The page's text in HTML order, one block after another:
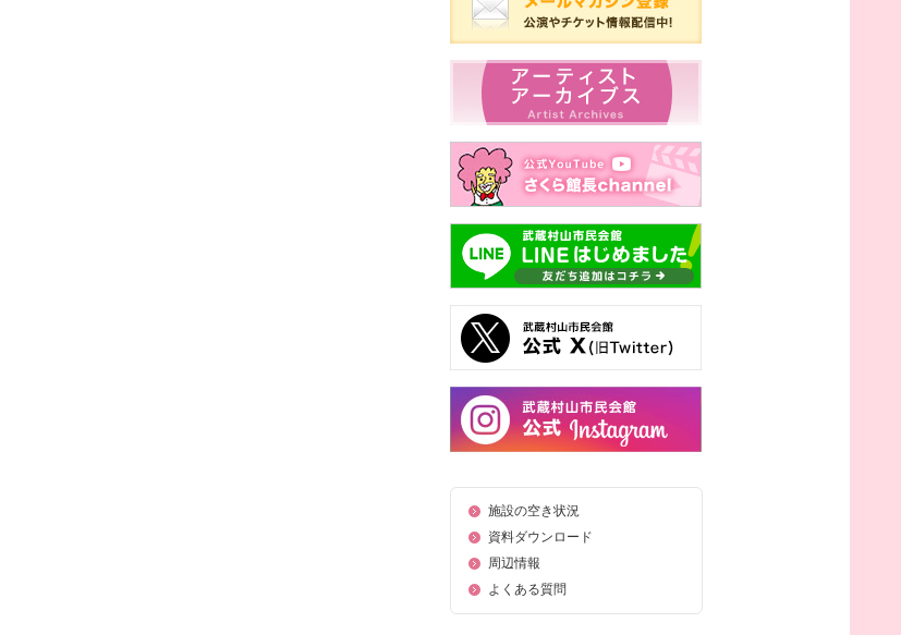
施設の空き状況
資料ダウンロード
周辺情報
よくある質問